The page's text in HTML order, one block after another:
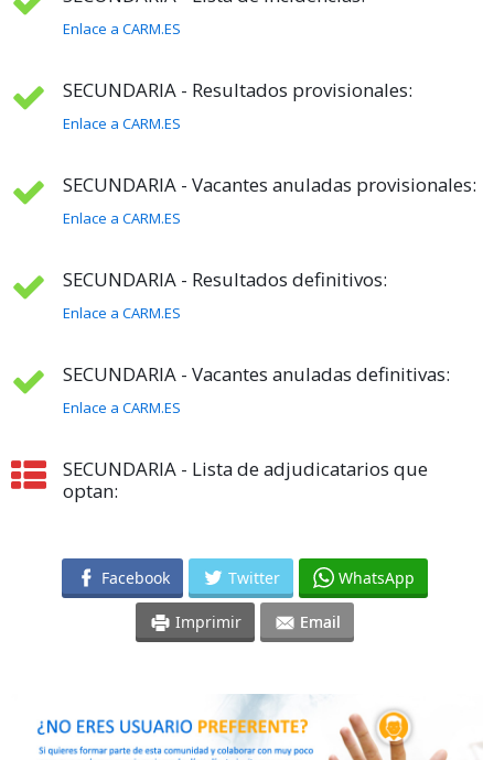
Enlace a CARM.ES
SECUNDARIA - Resultados provisionales:
Enlace a CARM.ES
SECUNDARIA - Vacantes anuladas provisionales:
Enlace a CARM.ES
SECUNDARIA - Resultados definitivos:
Enlace a CARM.ES
SECUNDARIA - Vacantes anuladas definitivas:
Enlace a CARM.ES
SECUNDARIA - Lista de adjudicatarios que
optan:
Facebook Twitter WhatsApp
Imprimir Email